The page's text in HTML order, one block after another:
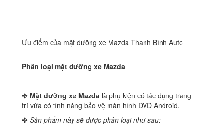
Ưu điểm của mặt dưỡng xe Mazda Thanh Bình Auto
Phân loại mặt dưỡng xe Mazda
✤ Mặt dưỡng xe Mazda là phụ kiện có tác dụng trang
trí vừa có tính năng bảo vệ màn hình DVD Android.
✤ Sản phẩm này sẽ được phân loại như sau: